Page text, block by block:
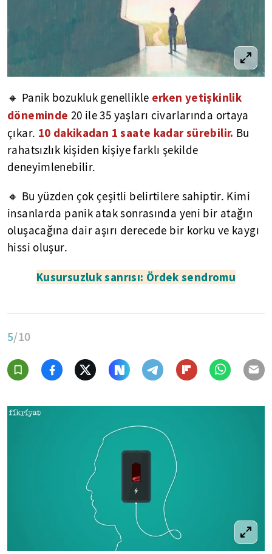
🔸 Panik bozukluk genellikle erken yetişkinlik
döneminde 20 ile 35 yaşları civarlarında ortaya
çıkar. 10 dakikadan 1 saate kadar sürebilir. Bu
rahatsızlık kişiden kişiye farklı şekilde
deneyimlenebilir.
🔸 Bu yüzden çok çeşitli belirtilere sahiptir. Kimi
insanlarda panik atak sonrasında yeni bir atağın
oluşacağına dair aşırı derecede bir korku ve kaygı
hissi oluşur.
Kusursuzluk sanrısı: Ördek sendromu
5/10